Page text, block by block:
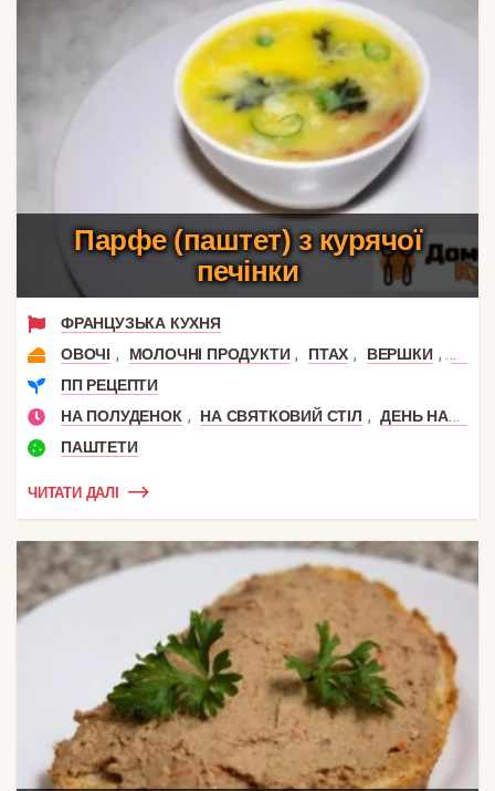
Парфе (паштет) з курячої
печінки
ФРАНЦУЗЬКА КУХНЯ
ОВОЧІ , МОЛОЧНІ ПРОДУКТИ , ПТАХ , ВЕРШКИ ,
ПП РЕЦЕПТИ
НА ПОЛУДЕНОК , НА СВЯТКОВИЙ СТІЛ , ДЕНЬ НАРОДЖЕННЯ
ПАШТЕТИ
ЧИТАТИ ДАЛІ